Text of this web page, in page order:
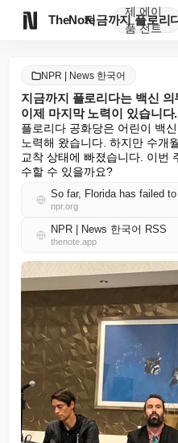
TheNote
제
품
에이
전트
NPR | News 한국어
지금까지 플로리다는 백신
이제 마지막 노력이 있습니다.
플로리다 공화당은 어린이 백
노력해 왔습니다. 하지만 수개
교착 상태에 빠졌습니다. 이번
수할 수 있을까요?
npr.org
NPR | News 한국어 RSS
thenote.app